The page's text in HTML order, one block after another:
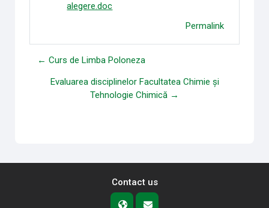
alegere.doc
Permalink
← Curs de Limba Poloneza
Evaluarea disciplinelor Facultatea Chimie și
Tehnologie Chimică →
Contact us